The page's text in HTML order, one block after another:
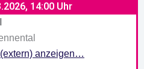
14:00 Uhr
anzeigen…